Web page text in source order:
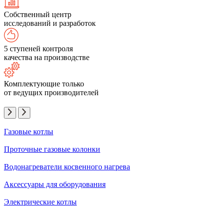
Собственный центр
исследований и разработок
5 ступеней контроля
качества на производстве
Комплектующие только
от ведущих производителей
Газовые котлы
Проточные газовые колонки
Водонагреватели косвенного нагрева
Аксессуары для оборудования
Электрические котлы